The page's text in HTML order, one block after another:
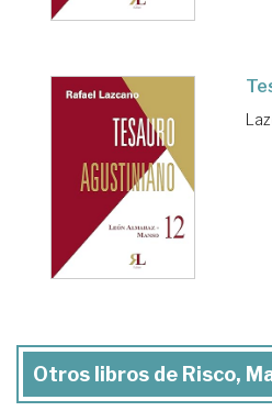
Otros libros de Risco,